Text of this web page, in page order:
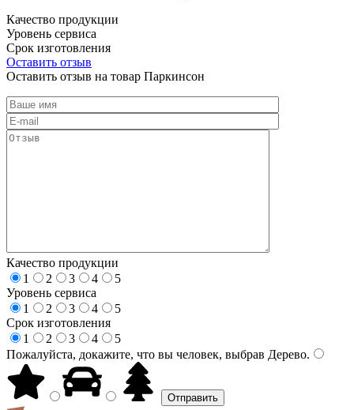
Качество продукции
Уровень сервиса
Срок изготовления
Оставить отзыв
Оставить отзыв на товар Паркинсон
Качество продукции
1
2 3 4
5
Уровень сервиса
1
2 3 4
5
Срок изготовления
1
2 3 4
5
Пожалуйста, докажите, что вы человек, выбрав Дерево.